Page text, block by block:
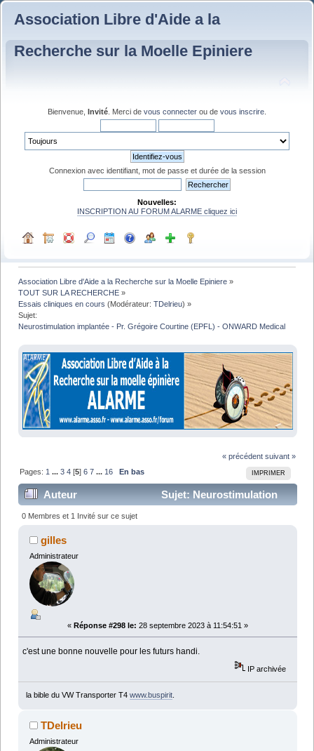
Association Libre d'Aide a la
Recherche sur la Moelle Epiniere
Bienvenue, Invité . Merci de vous connecter ou de vous inscrire
Connexion avec identifiant, mot de passe et durée de la session
Nouvelles:
INSCRIPTION AU FORUM ALARME cliquez ici
Association Libre d'Aide a la Recherche sur la Moelle Epiniere »
TOUT SUR LA RECHERCHE »
Essais cliniques en cours (Modérateur:TDelrieu) »
Sujet:
Neurostimulation implantée - Pr. Grégoire Courtine (EPFL) - ONWARD Medical
« précédent suivant »
IMPRIMER
Pages: 1 ...3 4 [5]6 7 ... 16 En bas
Auteur
Sujet: Neurostimulation
implantée - Pr. Grégoire Courtine (EPFL) - ONWARD
Medical (Lu 675393 fois)
0 Membres et 1 Invité sur ce sujet
gilles
Administrateur
« Réponse #298 le: 28 septembre 2023 à 11:54:51 »
c'est une bonne nouvelle pour les futurs handi.
IP archivée
la bible du VW Transporter T4 www.buspirit.
TDelrieu
Administrateur